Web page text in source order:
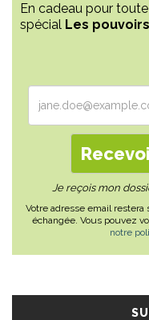
En cadeau pour
spécial Les
Je reçois mon
Votre adresse email
échangée. Vous pouvez
notre